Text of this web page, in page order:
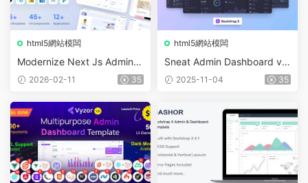
html5網站模闆
Modernize Next Js Admin D
ashboard v11.0.0
2026-02-11 35
html5網站模闆
Sneat Admin Dashboard v3.
0.0 – HTML Bootstrap 5
2025-11-04 35